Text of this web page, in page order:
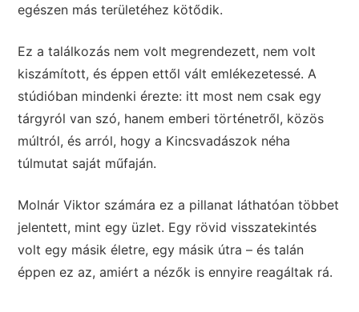
egészen más területéhez kötődik.
Ez a találkozás nem volt megrendezett, nem volt
kiszámított, és éppen ettől vált emlékezetessé. A
stúdióban mindenki érezte: itt most nem csak egy
tárgyról van szó, hanem emberi történetről, közös
múltról, és arról, hogy a Kincsvadászok néha
túlmutat saját műfaján.
Molnár Viktor számára ez a pillanat láthatóan többet
jelentett, mint egy üzlet. Egy rövid visszatekintés
volt egy másik életre, egy másik útra – és talán
éppen ez az, amiért a nézők is ennyire reagáltak rá.